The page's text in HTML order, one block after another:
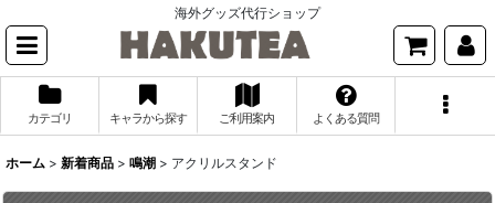
海外グッズ代行ショップ
カテゴリ キャラから探す ご利用案内 よくある質問
ホーム > 新着商品 > 鳴潮 > アクリルスタンド